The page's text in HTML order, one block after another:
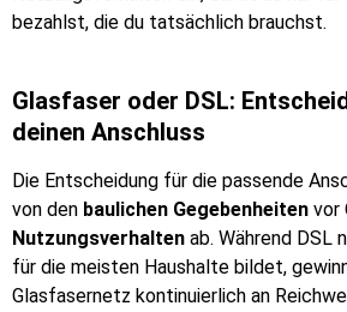
bezahlst, die du tatsächlich brauchst.
Glasfaser oder DSL:
deinen Anschluss
Die Entscheidung für die passende
von den baulichen Gegebenheiten vor
Nutzungsverhalten ab. Während DSL
für die meisten Haushalte bildet,
Glasfasernetz kontinuierlich an